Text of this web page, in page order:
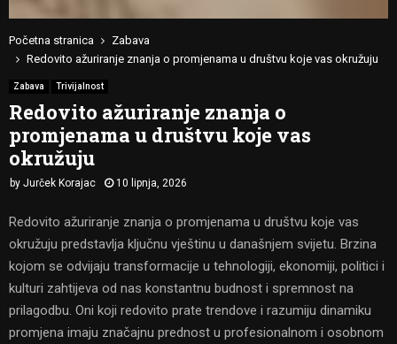
Početna stranica
Zabava
Redovito ažuriranje znanja o promjenama u društvu koje vas okružuju
Zabava Trivijalnost
Redovito ažuriranje znanja o
promjenama u društvu koje vas
okružuju
by Jurček Korajac 10 lipnja, 2026
Redovito ažuriranje znanja o promjenama u društvu koje vas
okružuju predstavlja ključnu vještinu u današnjem svijetu. Brzina
kojom se odvijaju transformacije u tehnologiji, ekonomiji, politici i
kulturi zahtijeva od nas konstantnu budnost i spremnost na
prilagodbu. Oni koji redovito prate trendove i razumiju dinamiku
promjena imaju značajnu prednost u profesionalnom i osobnom